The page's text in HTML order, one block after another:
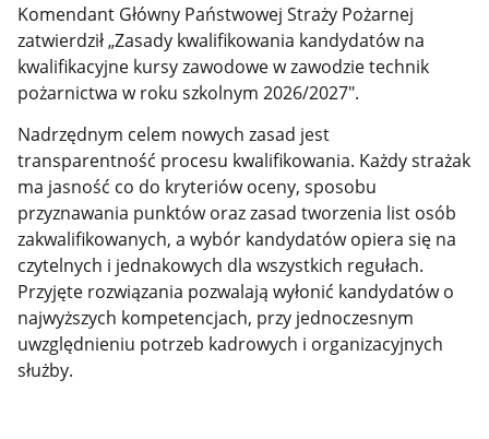
Komendant Główny Państwowej Straży Pożarnej
zatwierdził „Zasady kwalifikowania kandydatów na
kwalifikacyjne kursy zawodowe w zawodzie technik
pożarnictwa w roku szkolnym 2026/2027".
Nadrzędnym celem nowych zasad jest
transparentność procesu kwalifikowania. Każdy strażak
ma jasność co do kryteriów oceny, sposobu
przyznawania punktów oraz zasad tworzenia list osób
zakwalifikowanych, a wybór kandydatów opiera się na
czytelnych i jednakowych dla wszystkich regułach.
Przyjęte rozwiązania pozwalają wyłonić kandydatów o
najwyższych kompetencjach, przy jednoczesnym
uwzględnieniu potrzeb kadrowych i organizacyjnych
służby.